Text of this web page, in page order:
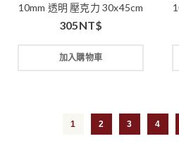
10mm 透明 壓克力 30x45cm
305NT$
加入購物車
1 2 3 4